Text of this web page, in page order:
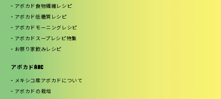
アボカド食物繊維レシピ
アボカド低糖質レシピ
アボカドモーニングレシピ
アボカドスープレシピ特集
お祭り家飲みレシピ
アボカドABC
メキシコ産アボカドについて
アボカドの栽培